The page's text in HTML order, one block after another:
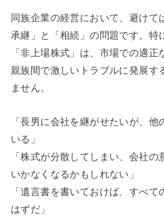
同族企業の経営において、避けて
承継」と「相続」の問題です。特
「非上場株式」は、市場での適正
親族間で激しいトラブルに発展す
ません。
「長男に会社を継がせたいが、他
いる」
「株式が分散してしまい、会社の
いかなくなるかもしれない」
「遺言書を書いておけば、すべて
はずだ」